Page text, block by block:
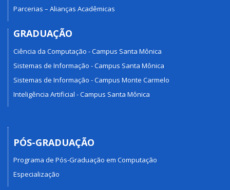
Parcerias – Alianças Acadêmicas
GRADUAÇÃO
Ciência da Computação - Campus Santa Mônica
Sistemas de Informação - Campus Santa Mônica
Sistemas de Informação - Campus Monte Carmelo
Inteligência Artificial - Campus Santa Mônica
PÓS-GRADUAÇÃO
Programa de Pós-Graduação em Computação
Especialização